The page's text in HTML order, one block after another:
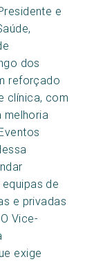
e
dos
reforçado
clínica, com
melhoria
de
e privadas
Vice-
exige